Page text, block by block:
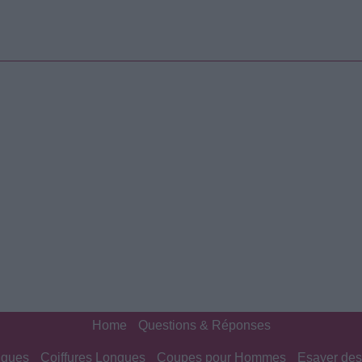
Home Questions & Réponses
Coiffures Longues Coupes pour Hommes Esayer